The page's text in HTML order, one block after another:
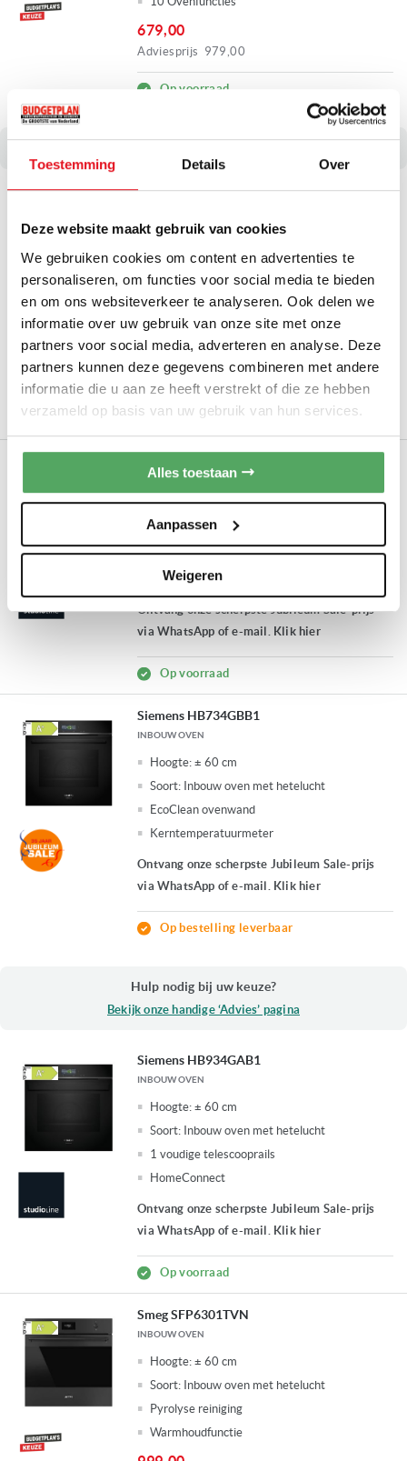
Toestemming Details Over
Deze website maakt gebruik van cookies
We gebruiken cookies om content en advertenties te
personaliseren, om functies voor social media te bieden
en om ons websiteverkeer te analyseren. Ook delen we
informatie over uw gebruik van onze site met onze
partners voor social media, adverteren en analyse. Deze
partners kunnen deze gegevens combineren met andere
informatie die u aan ze heeft verstrekt of die ze hebben
verzameld op basis van uw gebruik van hun services.
Alles toestaan
Aanpassen
Weigeren
679,00
Adviesprijs 979,00
Op voorraad
INBOUW OVEN
Hoogte: ± 60 cm
Soort: Inbouw oven met hetelucht
Eco Clean Direct zelfreinigende achterwand
Cleaning Assistance reinigingssyteem
Adviesprijs 1.199,00
Op bestelling leverbaar
INBOUW OVEN
Hoogte: ± 60 cm
Soort: Inbouw oven met hetelucht
ActiveClean Pyrolyse reiniging
CookControl10 programma's
Ontvang onze scherpste Jubileum Sale-prijs
via WhatsApp of e-mail. Klik hier
Op voorraad
Siemens HB734GBB1
INBOUW OVEN
Hoogte: ± 60 cm
Soort: Inbouw oven met hetelucht
EcoClean ovenwand
Kerntemperatuurmeter
Ontvang onze scherpste Jubileum Sale-prijs
via WhatsApp of e-mail. Klik hier
Op bestelling leverbaar
Hulp nodig bij uw keuze?
Bekijk onze handige ‘Advies’ pagina
Siemens HB934GAB1
INBOUW OVEN
Hoogte: ± 60 cm
Soort: Inbouw oven met hetelucht
1 voudige telescooprails
HomeConnect
Ontvang onze scherpste Jubileum Sale-prijs
via WhatsApp of e-mail. Klik hier
Op voorraad
Smeg SFP6301TVN
INBOUW OVEN
Hoogte: ± 60 cm
Soort: Inbouw oven met hetelucht
Pyrolyse reiniging
Warmhoudfunctie